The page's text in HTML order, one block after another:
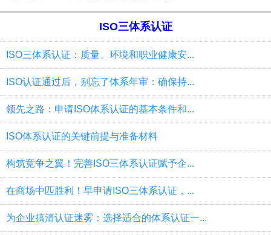
ISO三体系认证
ISO三体系认证：质量、环境和职业健康安...
ISO认证通过后，别忘了体系年审：确保持...
领先之路：申请ISO体系认证的基本条件和...
ISO体系认证的关键前提与准备材料
构筑竞争之翼！完善ISO三体系认证赋予企...
在商场中匹胜利！早申请ISO三体系认证，...
为企业搞清认证迷雾：选择适合的体系认证一...